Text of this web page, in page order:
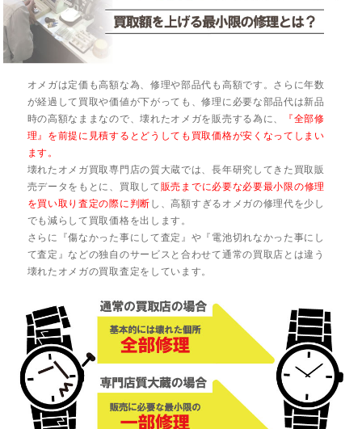
オメガは定価も高額な為、修理や部品代も高額です。さらに年数
が経過して買取や価値が下がっても、修理に必要な部品代は新品
時の高額なままなので、壊れたオメガを販売する為に、
『全部修
理』を前提に見積するとどうしても買取価格が安くなってしまい
ます。
壊れたオメガ買取専門店の質大蔵では、長年研究してきた買取販
売データをもとに、買取して販売までに必要な必要最小限の修理
を買い取り査定の際に判断 し、高額すぎるオメガの修理代を少し
でも減らして買取価格を出します。
さらに『傷なかった事にして査定』や『電池切れなかった事にし
て査定』などの独自のサービスと合わせて通常の買取店とは違う
壊れたオメガの買取査定をしています。